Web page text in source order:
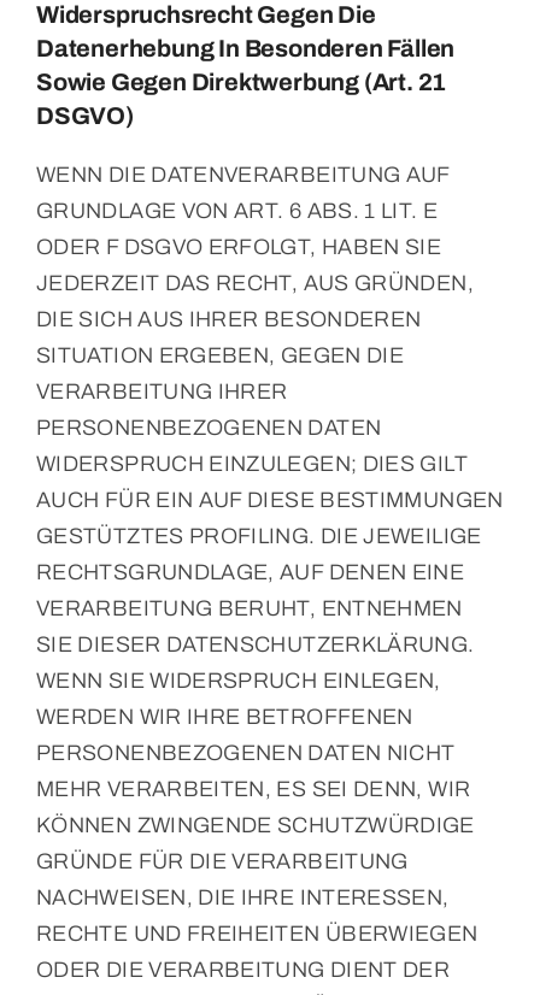
Widerspruchsrecht Gegen Die
Datenerhebung In Besonderen Fällen
Sowie Gegen Direktwerbung (Art. 21
DSGVO)
WENN DIE DATENVERARBEITUNG AUF
GRUNDLAGE VON ART. 6 ABS. 1 LIT. E
ODER F DSGVO ERFOLGT, HABEN SIE
JEDERZEIT DAS RECHT, AUS GRÜNDEN,
DIE SICH AUS IHRER BESONDEREN
SITUATION ERGEBEN, GEGEN DIE
VERARBEITUNG IHRER
PERSONENBEZOGENEN DATEN
WIDERSPRUCH EINZULEGEN; DIES GILT
AUCH FÜR EIN AUF DIESE BESTIMMUNGEN
GESTÜTZTES PROFILING. DIE JEWEILIGE
RECHTSGRUNDLAGE, AUF DENEN EINE
VERARBEITUNG BERUHT, ENTNEHMEN
SIE DIESER DATENSCHUTZERKLÄRUNG.
WENN SIE WIDERSPRUCH EINLEGEN,
WERDEN WIR IHRE BETROFFENEN
PERSONENBEZOGENEN DATEN NICHT
MEHR VERARBEITEN, ES SEI DENN, WIR
KÖNNEN ZWINGENDE SCHUTZWÜRDIGE
GRÜNDE FÜR DIE VERARBEITUNG
NACHWEISEN, DIE IHRE INTERESSEN,
RECHTE UND FREIHEITEN ÜBERWIEGEN
ODER DIE VERARBEITUNG DIENT DER